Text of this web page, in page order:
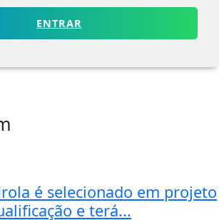
ENTRAR
é selecionado em projeto
e terá...